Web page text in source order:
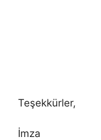
Teşekkürler,
İmza